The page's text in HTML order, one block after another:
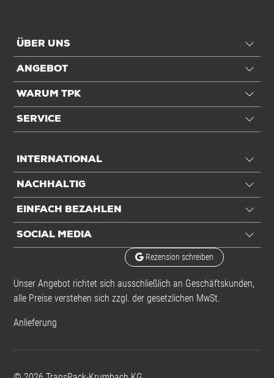
Kleber
Leistung
Klebkraft
8,25 N/25mm
Spezifikationen
Temperaturbeständigkeit
Einheiten
VE: 36 Rolle / 15,41 kg
ÜBER UNS
ANGEBOT
WARUM TPK
SERVICE
INTERNATIONAL
NACHHALTIG
EINFACH BEZAHLEN
SOCIAL MEDIA
Rezension schreiben
Unser Angebot richtet sich ausschließlich an Geschäftskunden,
alle Preise verstehen sich zzgl. der gesetzlichen MwSt.
Anlieferung